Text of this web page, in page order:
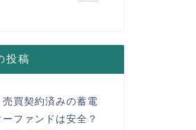
投稿
売買契約済みの蓄電
ファンドは安全？